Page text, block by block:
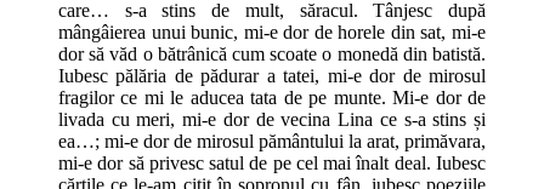
care… s-a stins de mult, săracul. Tânjesc după
mângâierea unui bunic, mi-e dor de horele din sat, mi-e
dor să văd o bătrânică cum scoate o monedă din batistă.
Iubesc pălăria de pădurar a tatei, mi-e dor de mirosul
fragilor ce mi le aducea tata de pe munte. Mi-e dor de
livada cu meri, mi-e dor de vecina Lina ce s-a stins și
ea…; mi-e dor de mirosul pământului la arat, primăvara,
mi-e dor să privesc satul de pe cel mai înalt deal. Iubesc
cărțile ce le-am citit în șopronul cu fân, iubesc poeziile